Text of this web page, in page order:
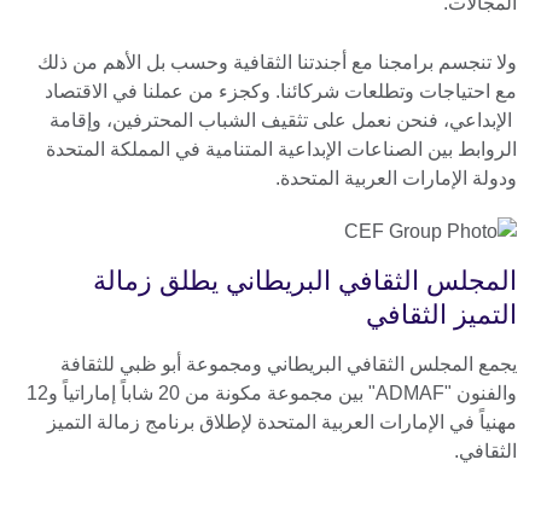
ولا تنجسم برامجنا مع أجندتنا الثقافية وحسب بل الأهم من ذلك
مع احتياجات وتطلعات شركائنا. وكجزء من عملنا في الاقتصاد
الإبداعي، فنحن نعمل على تثقيف الشباب المحترفين، وإقامة
الروابط بين الصناعات الإبداعية المتنامية في المملكة المتحدة
ودولة الإمارات العربية المتحدة.
المجلس الثقافي البريطاني يطلق زمالة
التميز الثقافي
يجمع المجلس الثقافي البريطاني ومجموعة أبو ظبي للثقافة
والفنون "ADMAF" بين مجموعة مكونة من 20 شاباً إماراتياً و12
مهنياً في الإمارات العربية المتحدة لإطلاق برنامج زمالة التميز
الثقافي.